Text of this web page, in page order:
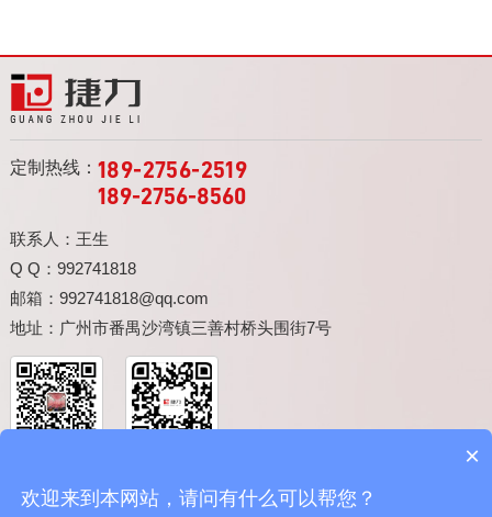
定制热线： 189-2756-2519
189-2756-8560
联系人：王生
Q Q：992741818
邮箱：992741818@qq.com
地址：广州市番禺沙湾镇三善村桥头围街7号
×
欢迎来到本网站，请问有什么可以帮您？